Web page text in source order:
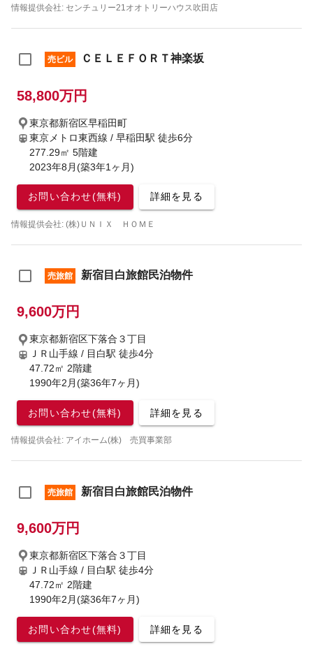
情報提供会社: センチュリー21オオトリーハウス吹田店
売ビル ＣＥＬＥＦＯＲＴ神楽坂
58,800万円
東京都新宿区早稲田町
東京メトロ東西線 / 早稲田駅 徒歩6分
277.29㎡ 5階建
2023年8月(築3年1ヶ月)
お問い合わせ(無料) 詳細を見る
情報提供会社: (株)ＵＮＩＸ ＨＯＭＥ
売旅館 新宿目白旅館民泊物件
9,600万円
東京都新宿区下落合３丁目
ＪＲ山手線 / 目白駅 徒歩4分
47.72㎡ 2階建
1990年2月(築36年7ヶ月)
お問い合わせ(無料) 詳細を見る
情報提供会社: アイホーム(株) 売買事業部
売旅館 新宿目白旅館民泊物件
9,600万円
東京都新宿区下落合３丁目
ＪＲ山手線 / 目白駅 徒歩4分
47.72㎡ 2階建
1990年2月(築36年7ヶ月)
お問い合わせ(無料) 詳細を見る